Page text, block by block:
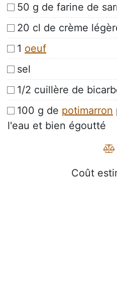
50 g de farine de
20 cl de crème
1 oeuf
sel
1/2 cuillère de
100 g de potimarron
l'eau et bien égoutté
Coût